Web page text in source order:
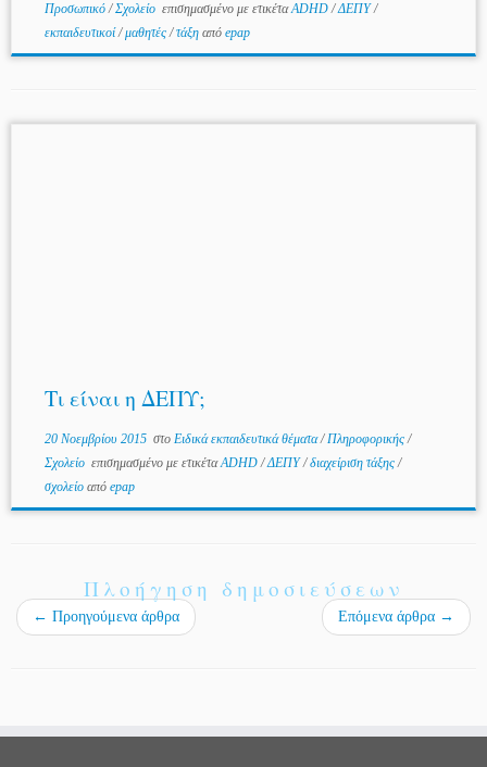
Προσωπικό/Σχολείο επισημασμένο με ετικέταADHD/ΔΕΠΥ/
εκπαιδευτικοί/μαθητές/τάξη από epap
Τι είναι η ΔΕΠΥ;
20 Νοεμβρίου 2015στο Ειδικά εκπαιδευτικά θέματα/Πληροφορικής/
Σχολείο επισημασμένο με ετικέταADHD/ΔΕΠΥ/διαχείριση τάξης/
σχολείο από epap
Πλοήγηση δημοσιεύσεων
← Προηγούμενα άρθρα Επόμενα άρθρα →